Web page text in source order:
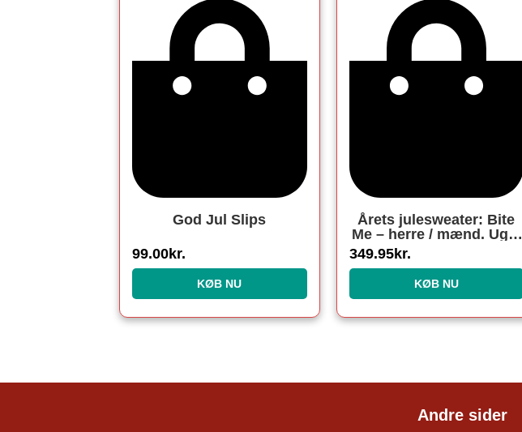
God Jul Slips
99.00kr.
KØB NU
Årets julesweater: Bite
Me – herre / mænd. Ugly
Christmas Sweater lavet
i Danmark
349.95kr.
KØB NU
Andre sider